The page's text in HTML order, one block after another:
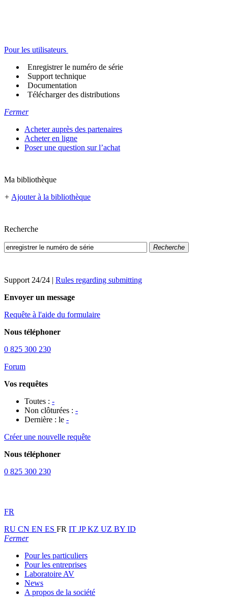
Pour les utilisateurs
Enregistrer le numéro de série
Support technique
Documentation
Télécharger des distributions
Fermer
Acheter auprès des partenaires
Acheter en ligne
Poser une question sur l’achat
Ma bibliothèque
+ Ajouter à la bibliothèque
Recherche
Recherche
Support 24/24 | Rules regarding submitting
Envoyer un message
Requête à l'aide du formulaire
Nous téléphoner
0 825 300 230
Forum
Vos requêtes
Toutes : -
Non clôturées : -
Dernière : le -
Créer une nouvelle requête
Nous téléphoner
0 825 300 230
FR
RU CN EN ES FR IT JPKZ UZ BY ID
Fermer
Pour les particuliers
Pour les entreprises
Laboratoire AV
News
A propos de la société